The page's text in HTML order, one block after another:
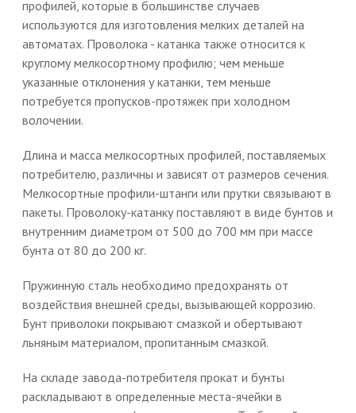
профилей, которые в большинстве случаев
используются для изготовления мелких деталей на
автоматах. Проволока - катанка также относится к
круглому мелкосортному профилю; чем меньше
указанные отклонения у катанки, тем меньше
потребуется пропусков-протяжек при холодном
волочении.
Длина и масса мелкосортных профилей, поставляемых
потребителю, различны и зависят от размеров сечения.
Мелкосортные профили-штанги или прутки связывают в
пакеты. Проволоку-катанку поставляют в виде бунтов и
внутренним диаметром от 500 до 700 мм при массе
бунта от 80 до 200 кг.
Пружинную сталь необходимо предохранять от
воздействия внешней среды, вызывающей коррозию.
Бунт приволоки покрывают смазкой и обертывают
льняным материалом, пропитанным смазкой.
На складе завода-потребителя прокат и бунты
раскладывают в определенные места-ячейки в